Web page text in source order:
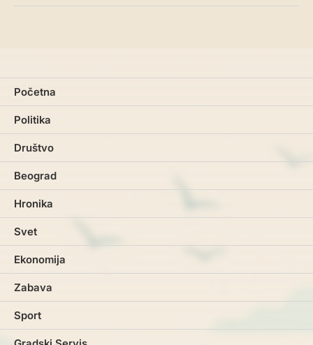
Početna
Politika
Društvo
Beograd
Hronika
Svet
Ekonomija
Zabava
Sport